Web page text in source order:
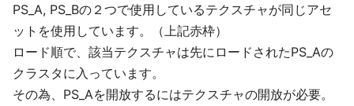
PS_A, PS_Bの２つで使用しているテクスチャが同じアセ
ットを使用しています。（上記赤枠）
ロード順で、該当テクスチャは先にロードされたPS_Aの
クラスタに入っています。
その為、PS_Aを開放するにはテクスチャの開放が必要。